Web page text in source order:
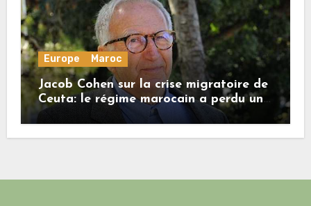
Europe Maroc
Jacob Cohen sur la crise migratoire de
Ceuta: le régime marocain a perdu une
bonne part de sa crédibilité vis-à-vis
de l’Union européenne